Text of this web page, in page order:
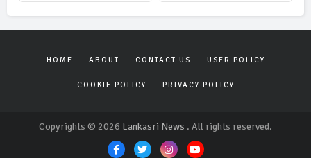
HOME ABOUT CONTACT US USER POLICY
COOKIE POLICY PRIVACY POLICY
Copyrights © 2026 Lankasri News . All rights reserved.